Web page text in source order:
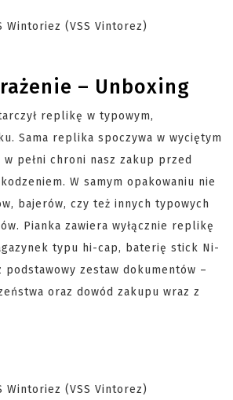
– Unboxing
replikę w typowym,
Sama replika spoczywa w wyciętym
pełni chroni nasz zakup przed
W samym opakowaniu nie
bajerów, czy też innych typowych
Pianka zawiera wyłącznie replikę
typu hi-cap, baterię stick Ni-
podstawowy zestaw dokumentów –
oraz dowód zakupu wraz z